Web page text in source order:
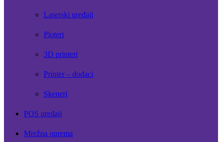
Laserski uređaji
Ploteri
3D printeri
Printer – dodaci
Skeneri
POS uređaji
Mrežna oprema